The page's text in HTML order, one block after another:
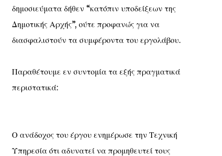
δημοσιεύματα δήθεν “κατόπιν υποδείξεων της
Δημοτικής Αρχής”, ούτε προφανώς για να
διασφαλιστούν τα συμφέροντα του εργολάβου.
Παραθέτουμε εν συντομία τα εξής πραγματικά
περιστατικά:
Ο ανάδοχος του έργου ενημέρωσε την Τεχνική
Υπηρεσία ότι αδυνατεί να προμηθευτεί τους